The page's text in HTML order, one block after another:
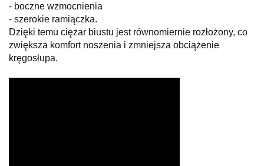
- boczne wzmocnienia
- szerokie ramiączka.
Dzięki temu ciężar biustu jest równomiernie rozłożony, co
zwiększa komfort noszenia i zmniejsza obciążenie
kręgosłupa.